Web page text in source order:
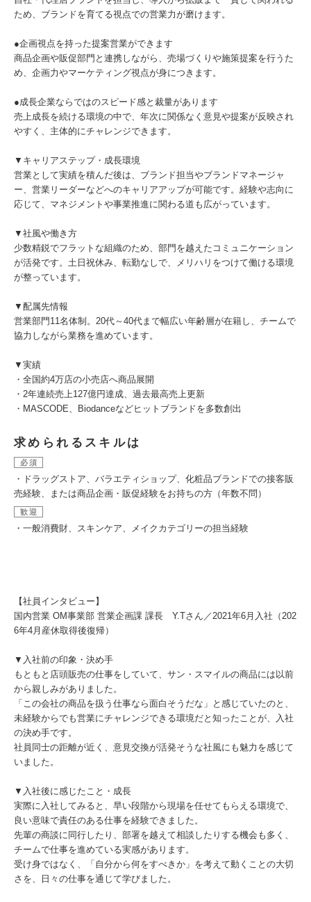
ため、ブランドを育てる視点での営業力が磨けます。
●企画視点を持った提案営業ができます
商品企画や販促部門と連携しながら、売場づくりや施策提案を行うた
め、企画力やマーケティング視点が身につきます。
●成長企業ならではのスピード感と裁量があります
売上成長を続ける環境の中で、年次に関係なく意見や提案が反映され
やすく、主体的にチャレンジできます。
▼キャリアステップ・成長環境
営業として実績を積んだ後は、ブランド担当やブランドマネージャ
ー、営業リーダーなどへのキャリアアップが可能です。経験や志向に
応じて、マネジメントや事業推進に関わる道も広がっています。
▼社風や働き方
少数精鋭でフラットな組織のため、部門を越えたコミュニケーション
が活発です。土日祝休み、転勤なしで、メリハリをつけて働ける環境
が整っています。
▼配属先情報
営業部門11名体制。20代～40代まで幅広い年齢層が在籍し、チームで
協力しながら業務を進めています。
▼実績
・全国約4万店の小売店へ商品展開
・2年連続売上127億円達成、過去最高売上更新
・MASCODE、Biodanceなどヒットブランドを多数創出
求められるスキルは
必須
・ドラッグストア、バラエティショップ、化粧品ブランドでの接客販
売経験、または商品企画・販促経験をお持ちの方（年数不問）
歓迎
・一般消費財、スキンケア、メイクカテゴリーの担当経験
【社員インタビュー】
国内営業 OM事業部 営業企画課 課長 Y.Tさん／2021年6月入社（202
6年4月産休取得後復帰）
▼入社前の印象・決め手
もともと店頭販売の仕事をしていて、サン・スマイルの商品には以前
から親しみがありました。
「この会社の商品を扱う仕事なら面白そうだな」と感じていたのと、
未経験からでも営業にチャレンジできる環境だと知ったことが、入社
の決め手です。
社員同士の距離が近く、意見交換が活発そうな社風にも魅力を感じて
いました。
▼入社後に感じたこと・成長
実際に入社してみると、早い段階から現場を任せてもらえる環境で、
良い意味で責任のある仕事を経験できました。
先輩の商談に同行したり、部署を越えて相談したりする機会も多く、
チームで仕事を進めている実感があります。
受け身ではなく、「自分から何をすべきか」を考えて動くことの大切
さを、日々の仕事を通じて学びました。